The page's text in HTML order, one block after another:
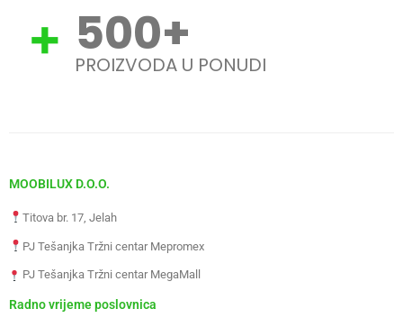
500+
PROIZVODA U PONUDI
MOOBILUX D.O.O.
Titova br. 17, Jelah
PJ Tešanjka Tržni centar Mepromex
PJ Tešanjka Tržni centar MegaMall
Radno vrijeme poslovnica